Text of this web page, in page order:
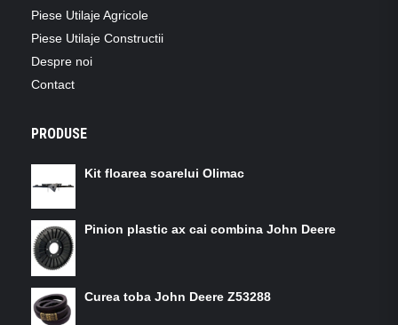
Piese Utilaje Agricole
Piese Utilaje Constructii
Despre noi
Contact
PRODUSE
Kit floarea soarelui Olimac
Pinion plastic ax cai combina John Deere
Curea toba John Deere Z53288